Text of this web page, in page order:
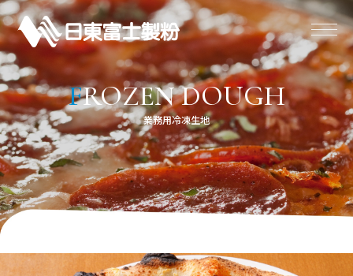
パーパス
プロが選ぶ小麦粉
製品情報
コナレポ
サステナビリティ
FROZEN DOUGH
業務用冷凍生地